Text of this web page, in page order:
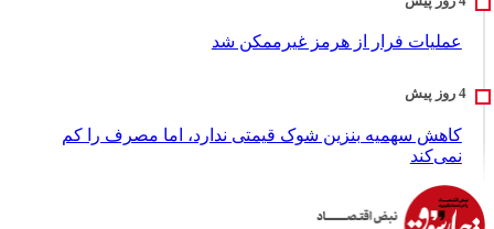
عملیات فرار از هرمز غیرممکن شد
کاهش سهمیه بنزین شوک قیمتی ندارد، اما مصرف را کم
نمی‌کند